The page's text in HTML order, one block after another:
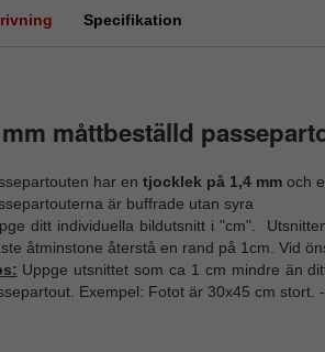
Specifikation
måttbeställd
har en tjocklek på 1,4 mm och
är buffrade utan syra
ditt individuella bildutsnitt i "cm".
åtminstone återstå en rand på 1cm. Vid
Uppge utsnittet som ca 1 cm mindre än
Exempel: Fotot är 30x45 cm stort.